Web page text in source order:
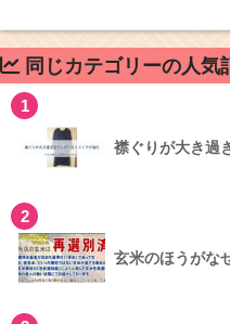
同じカテゴリーの人気
1
襟ぐりが大き過
2
玄米のほうがな